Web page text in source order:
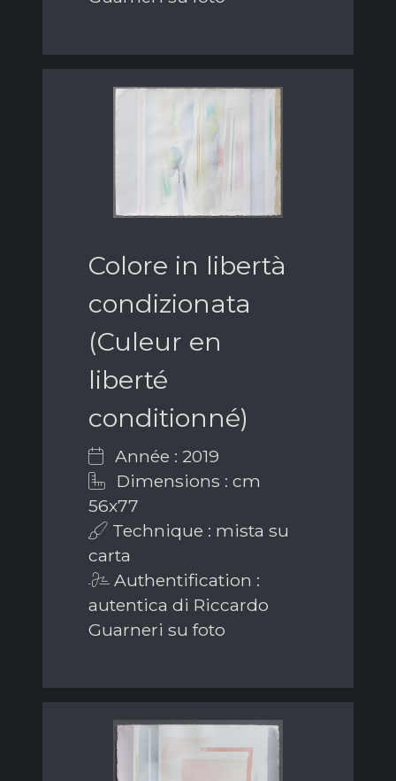
Colore in libertà
condizionata
(Culeur en
liberté
conditionné)
Année : 2019
Dimensions : cm
56x77
Technique : mista su
carta
Authentification :
autentica di Riccardo
Guarneri su foto